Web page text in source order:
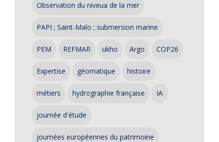
Observation du niveua de la mer
PAPI ; Saint-Malo ; submersion marine
PEM REFMAR ukho Argo COP26
Expertise géomatique histoire
métiers hydrographie française IA
journée d'étude
journées européennes du patrimoine